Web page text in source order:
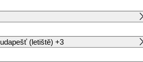
(letiště) +3